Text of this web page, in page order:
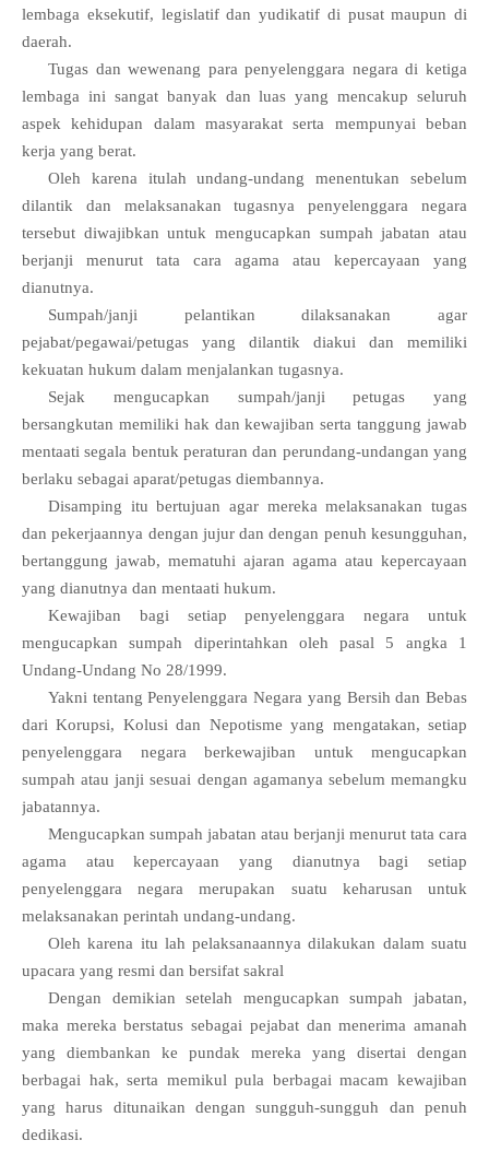
lembaga eksekutif, legislatif dan yudikatif di pusat maupun di
daerah.
Tugas dan wewenang para penyelenggara negara di ketiga
lembaga ini sangat banyak dan luas yang mencakup seluruh
aspek kehidupan dalam masyarakat serta mempunyai beban
kerja yang berat.
Oleh karena itulah undang-undang menentukan sebelum
dilantik dan melaksanakan tugasnya penyelenggara negara
tersebut diwajibkan untuk mengucapkan sumpah jabatan atau
berjanji menurut tata cara agama atau kepercayaan yang
dianutnya.
Sumpah/janji pelantikan dilaksanakan agar
pejabat/pegawai/petugas yang dilantik diakui dan memiliki
kekuatan hukum dalam menjalankan tugasnya.
Sejak mengucapkan sumpah/janji petugas yang
bersangkutan memiliki hak dan kewajiban serta tanggung jawab
mentaati segala bentuk peraturan dan perundang-undangan yang
berlaku sebagai aparat/petugas diembannya.
Disamping itu bertujuan agar mereka melaksanakan tugas
dan pekerjaannya dengan jujur dan dengan penuh kesungguhan,
bertanggung jawab, mematuhi ajaran agama atau kepercayaan
yang dianutnya dan mentaati hukum.
Kewajiban bagi setiap penyelenggara negara untuk
mengucapkan sumpah diperintahkan oleh pasal 5 angka 1
Undang-Undang No 28/1999.
Yakni tentang Penyelenggara Negara yang Bersih dan Bebas
dari Korupsi, Kolusi dan Nepotisme yang mengatakan, setiap
penyelenggara negara berkewajiban untuk mengucapkan
sumpah atau janji sesuai dengan agamanya sebelum memangku
jabatannya.
Mengucapkan sumpah jabatan atau berjanji menurut tata cara
agama atau kepercayaan yang dianutnya bagi setiap
penyelenggara negara merupakan suatu keharusan untuk
melaksanakan perintah undang-undang.
Oleh karena itu lah pelaksanaannya dilakukan dalam suatu
upacara yang resmi dan bersifat sakral
Dengan demikian setelah mengucapkan sumpah jabatan,
maka mereka berstatus sebagai pejabat dan menerima amanah
yang diembankan ke pundak mereka yang disertai dengan
berbagai hak, serta memikul pula berbagai macam kewajiban
yang harus ditunaikan dengan sungguh-sungguh dan penuh
dedikasi.